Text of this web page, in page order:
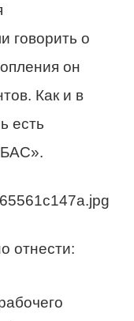
говорить о
он
Как и в
есть
отнести: